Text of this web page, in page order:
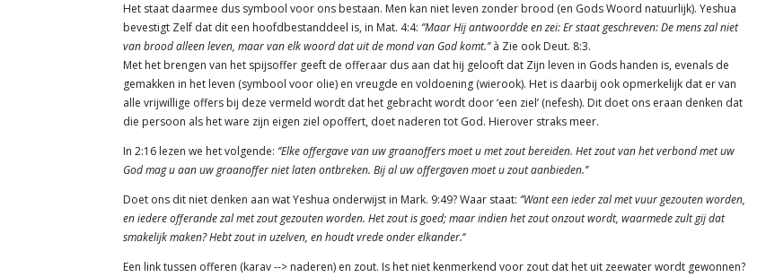
Het staat daarmee dus symbool voor ons bestaan. Men kan niet leven zonder brood (en Gods Woord natuurlijk). Yeshua
bevestigt Zelf dat dit een hoofdbestanddeel is, in Mat. 4:4: ‘’Maar Hij antwoordde en zei: Er staat geschreven: De mens zal niet
van brood alleen leven, maar van elk woord dat uit de mond van God komt.’’à Zie ook Deut. 8:3.
Met het brengen van het spijsoffer geeft de offeraar dus aan dat hij gelooft dat Zijn leven in Gods handen is, evenals de
gemakken in het leven (symbool voor olie) en vreugde en voldoening (wierook). Het is daarbij ook opmerkelijk dat er van
alle vrijwillige offers bij deze vermeld wordt dat het gebracht wordt door ‘een ziel’ (nefesh). Dit doet ons eraan denken dat
die persoon als het ware zijn eigen ziel opoffert, doet naderen tot God. Hierover straks meer.
In 2:16 lezen we het volgende: ‘’Elke offergave van uw graanoffers moet u met zout bereiden. Het zout van het verbond met uw
God mag u aan uw graanoffer niet laten ontbreken. Bij al uw offergaven moet u zout aanbieden.’’
Doet ons dit niet denken aan wat Yeshua onderwijst in Mark. 9:49? Waar staat: ‘’Want een ieder zal met vuur gezouten worden,
en iedere offerande zal met zout gezouten worden. Het zout is goed; maar indien het zout onzout wordt, waarmede zult gij dat
smakelijk maken? Hebt zout in uzelven, en houdt vrede onder elkander.‘’
Een link tussen offeren (karav --> naderen) en zout. Is het niet kenmerkend voor zout dat het uit zeewater wordt gewonnen?